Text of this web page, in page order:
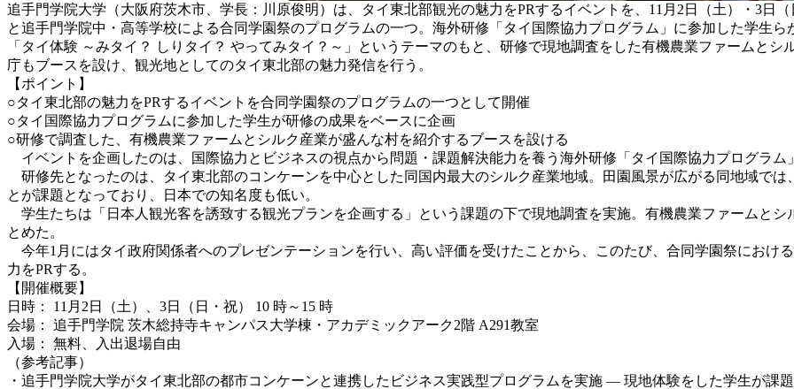
追手門学院大学（大阪府茨木市、学長：川原俊明）は、タイ東北部観光の魅力をPRするイベントを、11月2日（土）・3日
と追手門学院中・高等学校による合同学園祭のプログラムの一つ。海外研修「タイ国際協力プログラム」に参加した学生
「タイ体験 ～みタイ？ しりタイ？ やってみタイ？～」というテーマのもと、研修で現地調査をした有機農業ファームと
庁もブースを設け、観光地としてのタイ東北部の魅力発信を行う。
【ポイント】
○タイ東北部の魅力をPRするイベントを合同学園祭のプログラムの一つとして開催
○タイ国際協力プログラムに参加した学生が研修の成果をベースに企画
○研修で調査した、有機農業ファームとシルク産業が盛んな村を紹介するブースを設ける
イベントを企画したのは、国際協力とビジネスの視点から問題・課題解決能力を養う海外研修「タイ国際協力プログラム
研修先となったのは、タイ東北部のコンケーンを中心とした同国内最大のシルク産業地域。田園風景が広がる同地域で
とが課題となっており、日本での知名度も低い。
学生たちは「日本人観光客を誘致する観光プランを企画する」という課題の下で現地調査を実施。有機農業ファームと
とめた。
今年1月にはタイ政府関係者へのプレゼンテーションを行い、高い評価を受けたことから、このたび、合同学園祭におけ
力をPRする。
【開催概要】
日時： 11月2日（土）、3日（日・祝） 10 時～15 時
会場： 追手門学院 茨木総持寺キャンパス大学棟・アカデミックアーク2階 A291教室
入場： 無料、入出退場自由
（参考記事）
・追手門学院大学がタイ東北部の都市コンケーンと連携したビジネス実践型プログラムを実施 — 現地体験をした学生が課